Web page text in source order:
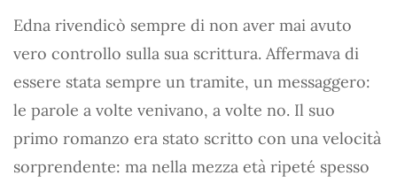
Edna rivendicò sempre di non aver mai avuto
vero controllo sulla sua scrittura. Affermava di
essere stata sempre un tramite, un messaggero:
le parole a volte venivano, a volte no. Il suo
primo romanzo era stato scritto con una velocità
sorprendente: ma nella mezza età ripeté spesso